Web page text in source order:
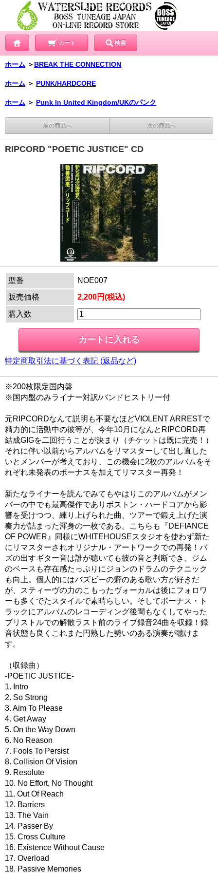
カート 検索
ホーム ＞ BREAK THE CONNECTION
ホーム ＞ PUNK/HARDCORE
ホーム ＞ Punk In United Kingdom/UKのパンク
前の商品へ 次の商品へ
RIPCORD "POETIC JUSTICE" CD
型番
NOE007
販売価格
2,200円(税込)
購入数
特定商取引法に基づく表記 (返品など)
※200枚限定国内盤
※国内盤のみライナー対訳/バンドヒストリー付
元RIPCORDなんて説明も不要なほどVIOLENT ARRESTで
精力的に活動中の彼等が、今年10月になんとRIPCORD再
結成GIGを二回行うことが決まり（チケットは既に完売！）
それに伴い以前からアルバムをリマスターして出し直した
いとメンバーが考えており、この機会に2枚のアルバムをそ
れぞれ未発表のボーナスを加えてリマスター再発！
新たなライナーを読んでみてもやはりこのアルバムがメン
バーの中でも最高傑作でありボストン・ハードコアから影
響を受けつつ、練り上げられた曲、ツアーで鍛え上げた演
奏力が詰まった渾身の一枚である。こちらも『DEFIANCE
OF POWER』同様にWHITEHOUSEスタジオを使わず新た
にリマスターされオリジナル・アートワークでの再発！バ
ズの出すギター音は誰が聴いても彼の音と判断でき、ジム
のベースも存在感たっぷりにジョンのドラムのテクニック
も向上。個人的にはバズビーの癖のある歌い方が好きだ
が、スティーヴの力のこもったヴォーカルは後にフォロワ
ーも多くでたスタイルで素晴らしい。そしてボーナス・ト
ラックにアルバムのレコーディング後間もなくしてやった
ブリストルでの解散ラスト前のライブ録音24曲を収録！録
音状態も良くこれまた円熟した勢いのある演奏が聴けま
す。
（収録曲）
-POETIC JUSTICE-
1. Intro
2. So Strong
3. Aim To Please
4. Get Away
5. On the Way Down
6. No Reason
7. Fools To Persist
8. Collision Of Vision
9. Resolute
10. No Effort, No Thought
11. Out Of Reach
12. Barriers
13. The Vain
14. Passer By
15. Cross Culture
16. Existence Without Cause
17. Overload
18. Passive Memories